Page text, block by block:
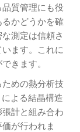
質管理にも役
かどうかを確
測定は信頼さ
ます。これに
きます。
めの熱分析技
よる結晶構造
計と組み合わ
が行われま